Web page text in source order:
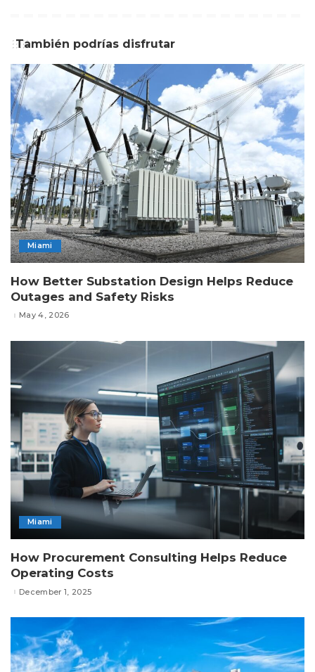
También podrías disfrutar
Miami
How Better Substation Design Helps Reduce
Outages and Safety Risks
May 4, 2026
Miami
How Procurement Consulting Helps Reduce
Operating Costs
December 1, 2025